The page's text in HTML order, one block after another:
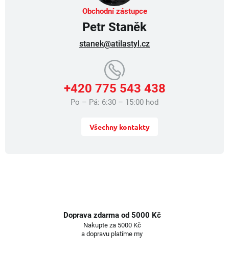
v
p
s
Obchodní zástupce
Petr Staněk
stanek@atilastyl.cz
+420 775 543 438
Po – Pá: 6:30 – 15:00 hod
Všechny kontakty
Doprava zdarma od 5000 Kč
Nakupte za 5000 Kč
a dopravu platíme my